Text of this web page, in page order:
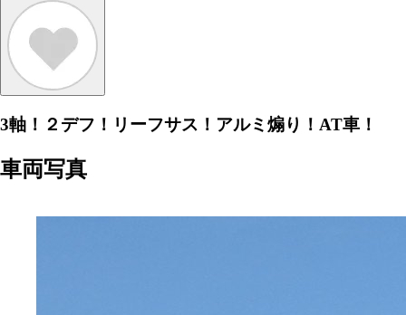
3軸！２デフ！リーフサス！アルミ煽り！AT車！
車両写真